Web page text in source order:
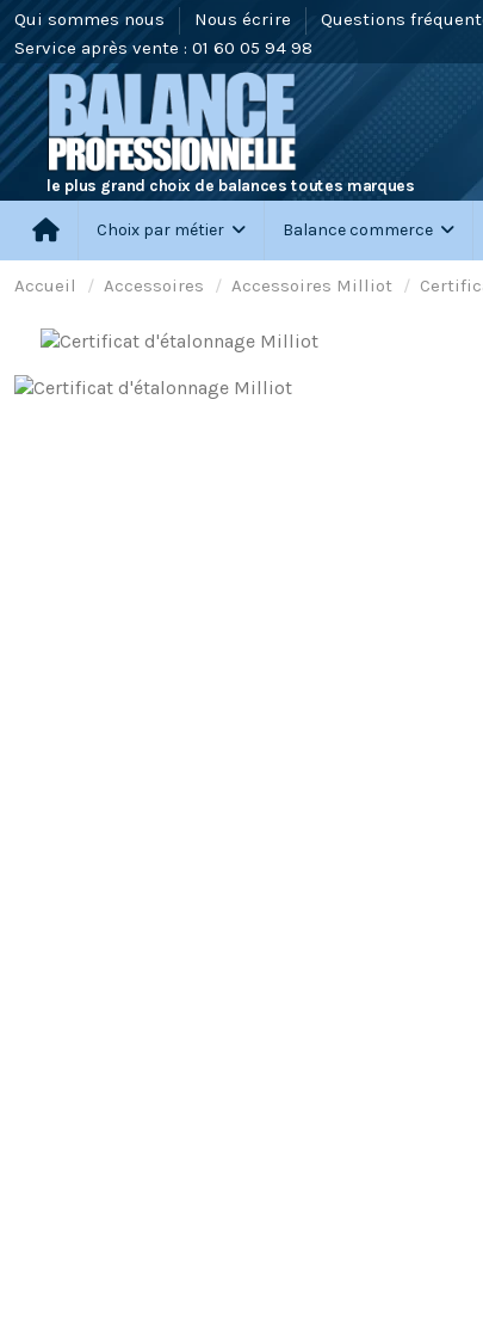
Qui sommes nous Nous écrire
Questions
Service après vente : 01 60 05 94 98
le plus grand choix de balances toutes marques
Choix par métier Balance commerce
Accueil Accessoires Accessoires Milliot